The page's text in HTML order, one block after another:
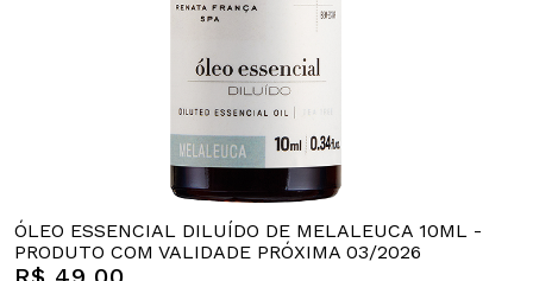
ÓLEO ESSENCIAL DILUÍDO DE MELALEUCA 10ML -
PRODUTO COM VALIDADE PRÓXIMA 03/2026